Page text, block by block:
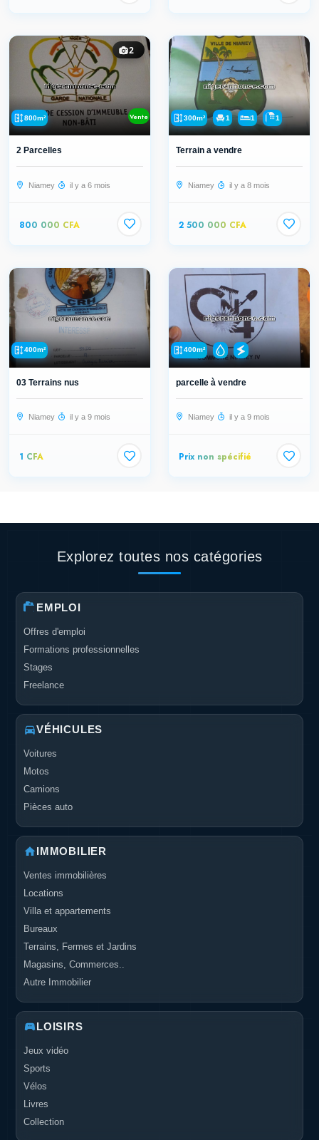
2
800m² Vente
2 Parcelles
Niamey il y a 6 mois
800 000 CFA
300m² 1 1 1
Terrain a vendre
Niamey il y a 8 mois
2 500 000 CFA
400m²
03 Terrains nus
Niamey il y a 9 mois
1 CFA
400m²
parcelle à vendre
Niamey il y a 9 mois
Prix non spécifié
Explorez toutes nos catégories
EMPLOI
Offres d'emploi
Formations professionnelles
Stages
Freelance
VÉHICULES
Voitures
Motos
Camions
Pièces auto
IMMOBILIER
Ventes immobilières
Locations
Villa et appartements
Bureaux
Terrains, Fermes et Jardins
Magasins, Commerces..
Autre Immobilier
LOISIRS
Jeux vidéo
Sports
Vélos
Livres
Collection